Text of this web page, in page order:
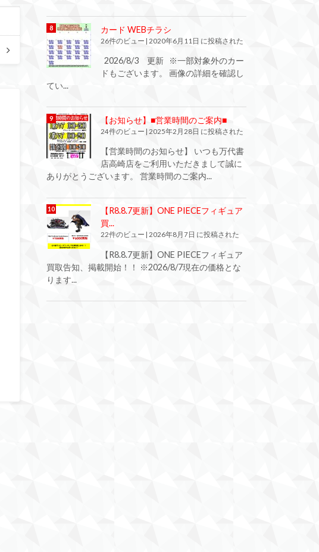
カード WEBチラシ
26件のビュー | 2020年6月11日 に投稿された
2026/8/3 更新 ※一部対象外のカー
ドもございます。 画像の詳細を確認し
てい...
【お知らせ】■営業時間のご案内■
24件のビュー | 2025年2月28日 に投稿された
【営業時間のお知らせ】 いつも万代書
店高崎店をご利用いただきまして誠に
ありがとうございます。 営業時間のご案内...
【R8.8.7更新】ONE PIECEフィギュア
買...
22件のビュー 2026年8月7日 に投稿された
【R8.8.7更新】ONE PIECEフィギュア
買取告知、掲載開始！！ ※2026/8/7現在の価格とな
ります...